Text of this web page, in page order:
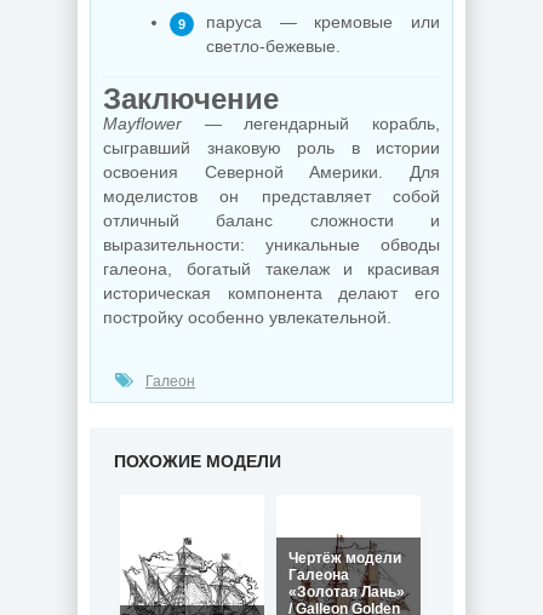
паруса — кремовые или
светло-бежевые.
Заключение
Mayflower — легендарный корабль,
сыгравший знаковую роль в истории
освоения Северной Америки. Для
моделистов он представляет собой
отличный баланс сложности и
выразительности: уникальные обводы
галеона, богатый такелаж и красивая
историческая компонента делают его
постройку особенно увлекательной.
Галеон
ПОХОЖИЕ МОДЕЛИ
Чертёж модели
Галеона
«Золотая Лань»
/ Galleon Golden